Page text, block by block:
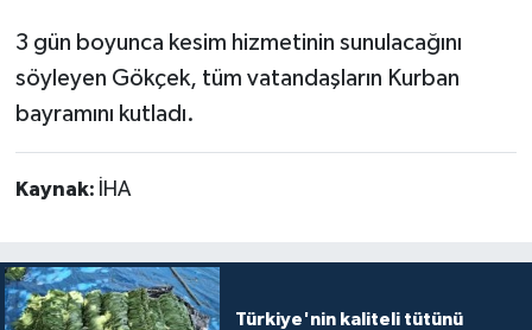
3 gün boyunca kesim hizmetinin sunulacağını
söyleyen Gökçek, tüm vatandaşların Kurban
bayramını kutladı.
Kaynak: İHA
Türkiye'nin kaliteli tütünü